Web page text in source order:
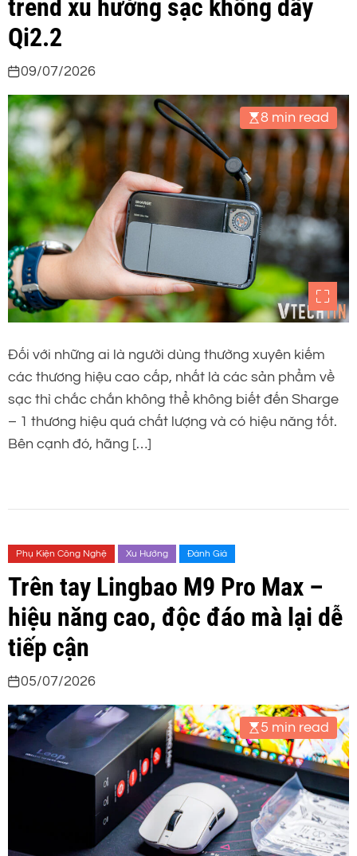
trend xu hướng sạc không dây
Qi2.2
09/07/2026
8 min read
Đối với những ai là người dùng thường xuyên kiếm
các thương hiệu cao cấp, nhất là các sản phẩm về
sạc thì chắc chắn không thể không biết đến Sharge
– 1 thương hiệu quá chất lượng và có hiệu năng tốt.
Bên cạnh đó, hãng […]
Phụ Kiện Công Nghệ Xu Hướng Đánh Giá
Trên tay Lingbao M9 Pro Max –
hiệu năng cao, độc đáo mà lại dễ
tiếp cận
05/07/2026
5 min read